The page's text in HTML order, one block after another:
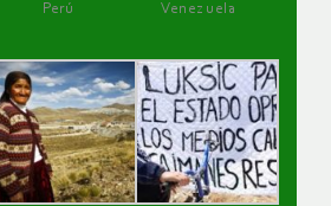
Perú
Venezuela